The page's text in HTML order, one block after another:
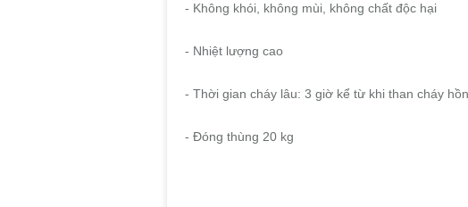
- Không khói, không mùi, không chất độc hại
- Nhiệt lượng cao
- Thời gian cháy lâu: 3 giờ kể từ khi than cháy
- Đóng thùng 20 kg